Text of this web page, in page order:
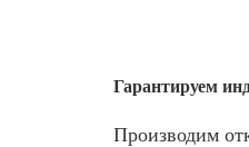
Гарантируем
Производим